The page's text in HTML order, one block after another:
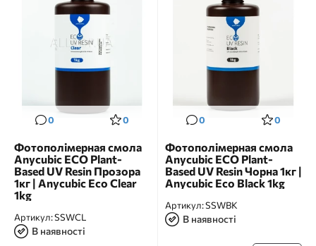
0 0
Фотополімерная смола
Anycubic ECO Plant-
Based UV Resin Прозора
1кг | Anycubic Eco Clear
1kg
Артикул:SSWCL
В наявності
0 0
Фотополімерная смола
Anycubic ECO Plant-
Based UV Resin Чорна 1кг |
Anycubic Eco Black 1kg
Артикул:SSWBK
В наявності